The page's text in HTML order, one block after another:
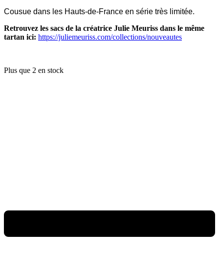
Cousue dans les Hauts-de-France en série très limitée.
Retrouvez les sacs de la créatrice Julie Meuriss dans le même
tartan ici: https://juliemeuriss.com/collections/nouveautes
Plus que 2 en stock